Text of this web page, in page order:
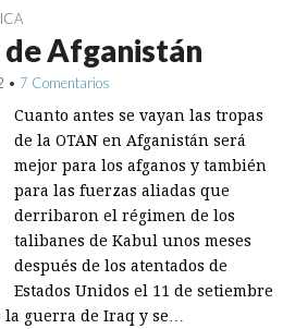
de Afganistán
• 7 Comentarios
Cuanto antes se vayan las tropas
de la OTAN en Afganistán será
mejor para los afganos y también
para las fuerzas aliadas que
derribaron el régimen de los
talibanes de Kabul unos meses
después de los atentados de
Estados Unidos el 11 de setiembre
la guerra de Iraq y se…